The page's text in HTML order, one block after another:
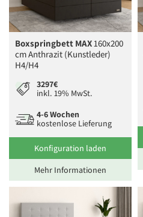
Boxspringbett MAX160x200
cm Anthrazit (Kunstleder)
H4/H4
3297€
inkl. 19% MwSt.
4-6 Wochen
kostenlose Lieferung
Konfiguration laden
Mehr Informationen